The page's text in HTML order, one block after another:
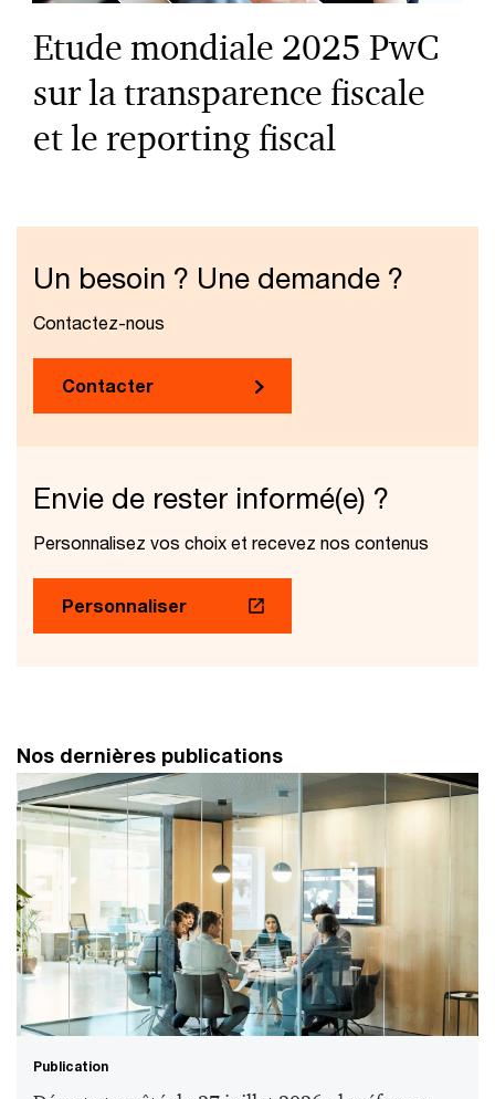
Etude mondiale 2025 PwC
sur la transparence fiscale
et le reporting fiscal
Un besoin ? Une demande ?
Contactez-nous
Contacter
Envie de rester informé(e) ?
Personnalisez vos choix et recevez nos contenus
Personnaliser
Nos dernières publications
Publication